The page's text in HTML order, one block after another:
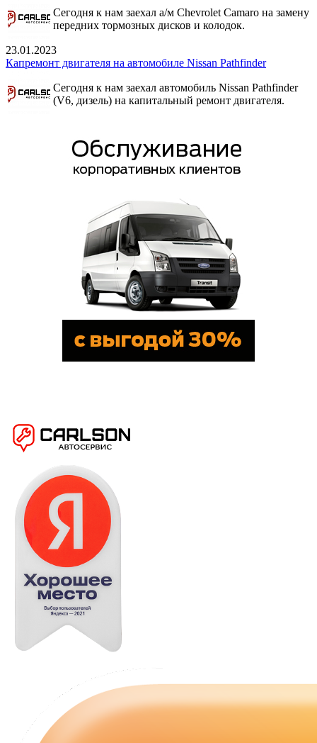
Сегодня к нам заехал а/м Chevrolet Camaro на замену
передних тормозных дисков и колодок.
23.01.2023
Капремонт двигателя на автомобиле Nissan Pathfinder
Сегодня к нам заехал автомобиль Nissan Pathfinder
(V6, дизель) на капитальный ремонт двигателя.